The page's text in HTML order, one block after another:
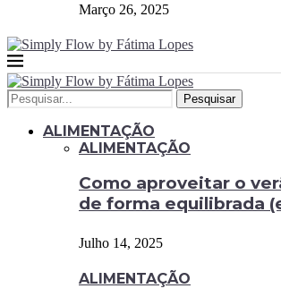
Março 26, 2025
Pesquisar
ALIMENTAÇÃO
ALIMENTAÇÃO
Como aproveitar o
de forma equilibrada
Julho 14, 2025
ALIMENTAÇÃO